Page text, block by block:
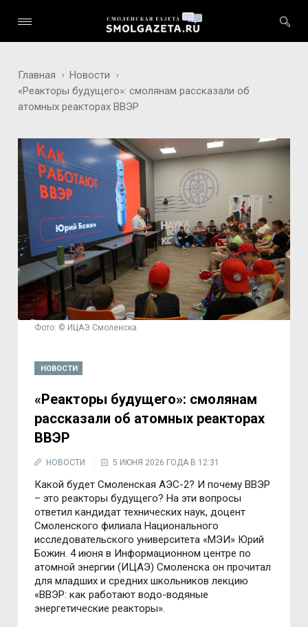
Главная
Новости
«Реакторы будущего»: смолянам рассказали об
атомных реакторах ВВЭР
Фото: © ИЦАЭ Смоленска
НОВОСТИ
«Реакторы будущего»: смолянам
рассказали об атомных реакторах
ВВЭР
НОВОСТИ 5 ИЮНЯ 2026 ГОДА В 12:31
Какой будет Смоленская АЭС-2? И почему ВВЭР
– это реакторы будущего? На эти вопросы
ответил кандидат технических наук, доцент
Смоленского филиала Национального
исследовательского университета «МЭИ» Юрий
Божин. 4 июня в Информационном центре по
атомной энергии (ИЦАЭ) Смоленска он прочитал
для младших и средних школьников лекцию
«ВВЭР: как работают водо-водяные
энергетические реакторы».